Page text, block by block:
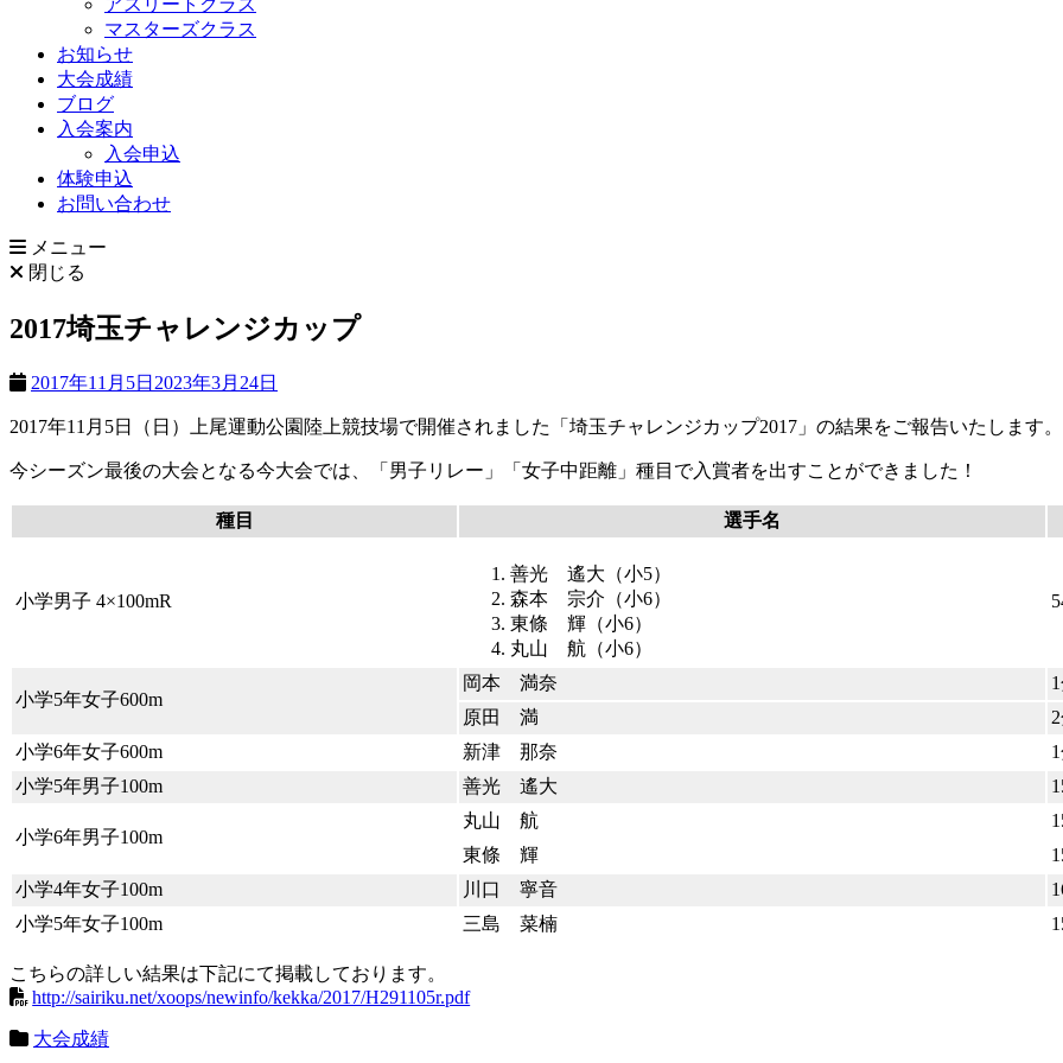
マスターズクラス
お知らせ
大会成績
ブログ
入会案内
入会申込
体験申込
お問い合わせ
メニュー
閉じる
2017埼玉チャレンジカップ
2017年11月5日 2023年3月24日
2017年11月5日（日）上尾運動公園陸上競技場で開催されました「埼玉チャレンジカップ2017」の結果をご報告いたします。
今シーズン最後の大会となる今大会では、「男子リレー」「女子中距離」種目で入賞者を出すことができました！
種目 選手名
小学男子 4×100mR
善光 遙大（小5）
森本 宗介（小6）
東條 輝（小6）
丸山 航（小6）
小学5年女子600m
岡本 満奈
原田 満
小学6年女子600m
新津 那奈
小学5年男子100m
善光 遙大
小学6年男子100m
丸山 航
東條 輝
小学4年女子100m
川口 寧音
小学5年女子100m
三島 菜楠
こちらの詳しい結果は下記にて掲載しております。
http://sairiku.net/xoops/newinfo/kekka/2017/H291105r.pdf
大会成績